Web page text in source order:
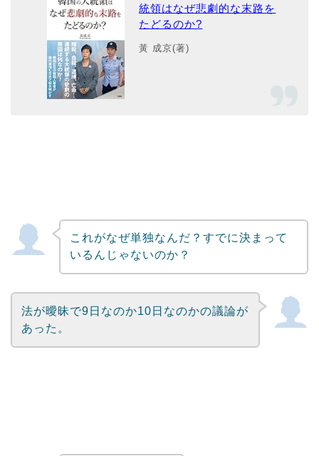
統領はなぜ悲劇的な末路を
たどるのか?
黃 成京(著)
これがなぜ単独なんだ？すでに決まって
いるんじゃないのか？
法が曖昧で9日なのか10日なのかの議論が
あった。